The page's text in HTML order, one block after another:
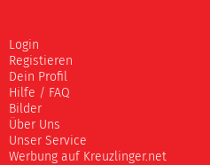
Login
Registieren
Dein Profil
Hilfe / FAQ
Bilder
Über Uns
Unser Service
Werbung auf Kreuzlinger.net